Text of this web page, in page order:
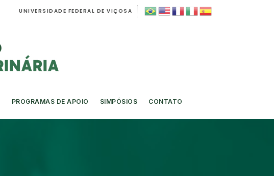
UNIVERSIDADE FEDERAL DE VIÇOSA
PROGRAMAS DE APOIO SIMPÓSIOS CONTATO